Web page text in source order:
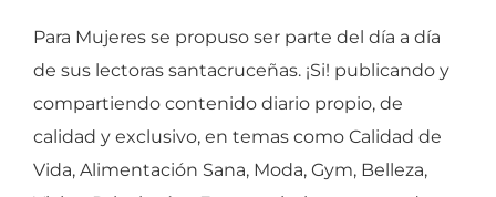
Para Mujeres se propuso ser parte del día a día
de sus lectoras santacruceñas. ¡Si! publicando y
compartiendo contenido diario propio, de
calidad y exclusivo, en temas como Calidad de
Vida, Alimentación Sana, Moda, Gym, Belleza,